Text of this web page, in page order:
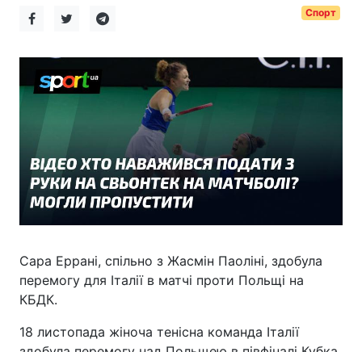
Спорт
Сара Еррані, спільно з Жасмін Паоліні, здобула
перемогу для Італії в матчі проти Польщі на
КБДК.
18 листопада жіноча тенісна команда Італії